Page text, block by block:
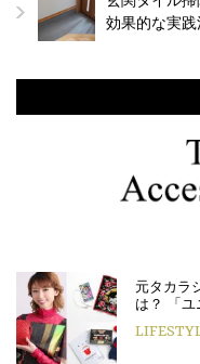
効果的な実践
元タカラ
は？ 「